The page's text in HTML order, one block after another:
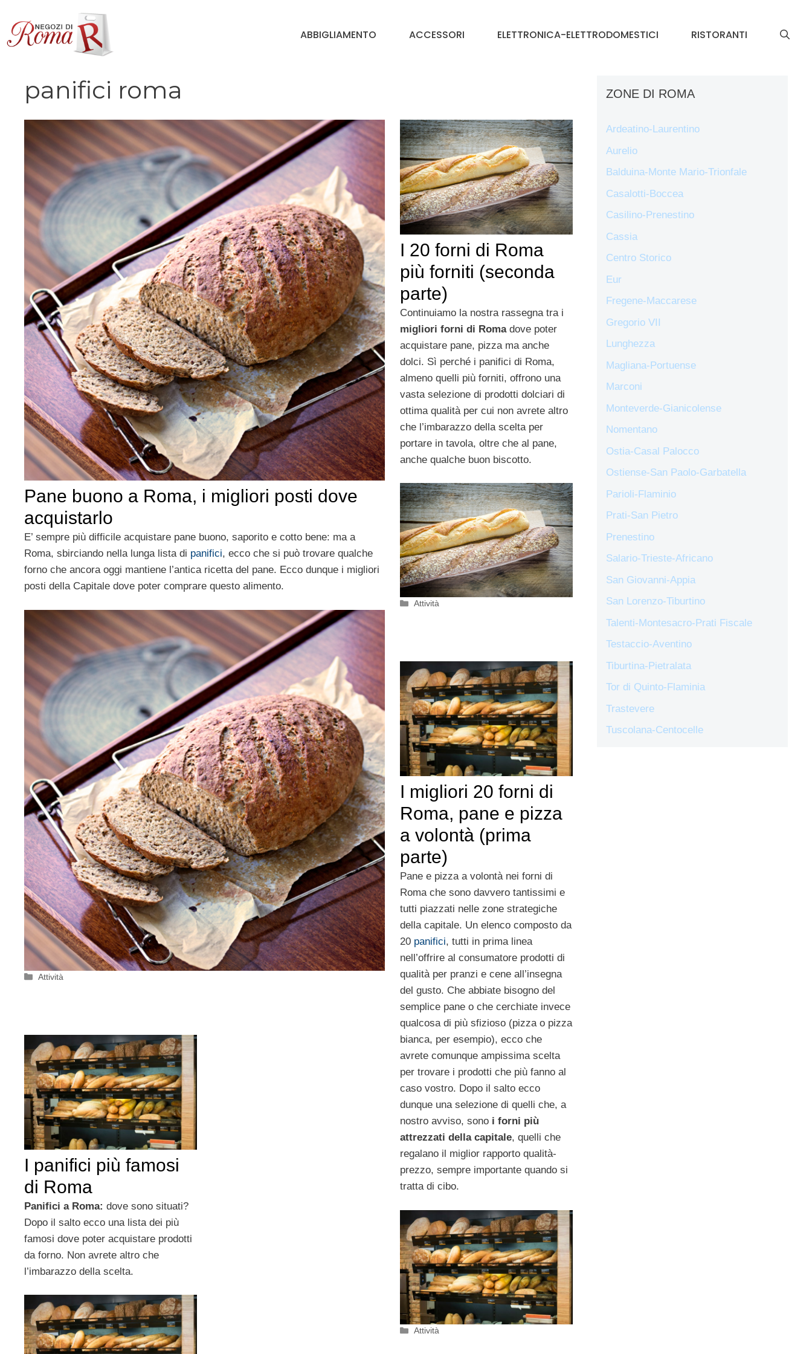
contenuto
ABBIGLIAMENTO ACCESSORI ELETTRONICA-ELETTRODOMESTICI RISTORANTI
panifici roma
Pane buono a Roma, i migliori posti dove
acquistarlo
E’ sempre più difficile acquistare pane buono, saporito e cotto bene: ma a
Roma, sbirciando nella lunga lista di panifici, ecco che si può trovare qualche
forno che ancora oggi mantiene l’antica ricetta del pane. Ecco dunque i migliori
posti della Capitale dove poter comprare questo alimento.
Categorie
Attività
I 20 forni di Roma
più forniti (seconda
parte)
Continuiamo la nostra rassegna tra i
migliori forni di Romadove poter
acquistare pane, pizza ma anche
dolci. Sì perché i panifici di Roma,
almeno quelli più forniti, offrono una
vasta selezione di prodotti dolciari di
ottima qualità per cui non avrete altro
che l’imbarazzo della scelta per
portare in tavola, oltre che al pane,
anche qualche buon biscotto.
Categorie
Attività
I migliori 20 forni di
Roma, pane e pizza
a volontà (prima
parte)
Pane e pizza a volontà nei forni di
Roma che sono davvero tantissimi e
tutti piazzati nelle zone strategiche
della capitale. Un elenco composto da
20 panifici, tutti in prima linea
nell’offrire al consumatore prodotti di
qualità per pranzi e cene all’insegna
del gusto. Che abbiate bisogno del
semplice pane o che cerchiate invece
qualcosa di più sfizioso (pizza o pizza
bianca, per esempio), ecco che
avrete comunque ampissima scelta
per trovare i prodotti che più fanno al
caso vostro. Dopo il salto ecco
dunque una selezione di quelli che, a
nostro avviso, sono i forni più
attrezzati della capitale, quelli che
regalano il miglior rapporto qualità-
prezzo, sempre importante quando si
tratta di cibo.
Categorie
Attività
I panifici più famosi
di Roma
Panifici a Roma: dove sono situati?
Dopo il salto ecco una lista dei più
famosi dove poter acquistare prodotti
da forno. Non avrete altro che
l’imbarazzo della scelta.
ZONE DI ROMA
Ardeatino-Laurentino
Aurelio
Balduina-Monte Mario-Trionfale
Casalotti-Boccea
Casilino-Prenestino
Cassia
Centro Storico
Eur
Fregene-Maccarese
Gregorio VII
Lunghezza
Magliana-Portuense
Marconi
Monteverde-Gianicolense
Nomentano
Ostia-Casal Palocco
Ostiense-San Paolo-Garbatella
Parioli-Flaminio
Prati-San Pietro
Prenestino
Salario-Trieste-Africano
San Giovanni-Appia
San Lorenzo-Tiburtino
Talenti-Montesacro-Prati Fiscale
Testaccio-Aventino
Tiburtina-Pietralata
Tor di Quinto-Flaminia
Trastevere
Tuscolana-Centocelle